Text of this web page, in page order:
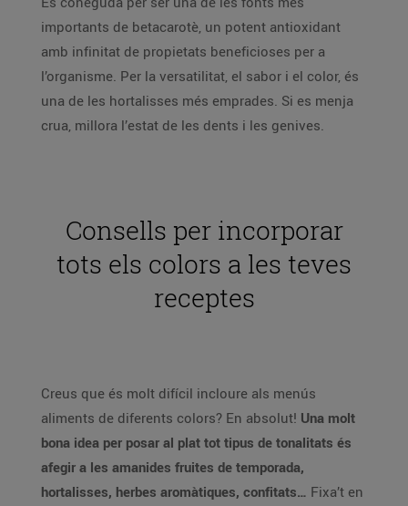
importants de betacarotè, un potent antioxidant
amb infinitat de propietats beneficioses per a
l’organisme. Per la versatilitat, el sabor i el color, és
una de les hortalisses més emprades. Si es menja
crua, millora l’estat de les dents i les genives.
Consells per incorporar
tots els colors a les teves
receptes
Creus que és molt difícil incloure als menús
aliments de diferents colors? En absolut! Una molt
bona idea per posar al plat tot tipus de tonalitats és
afegir a les amanides fruites de temporada,
hortalisses, herbes aromàtiques, confitats… Fixa’t en